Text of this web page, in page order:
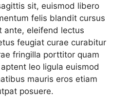
sit, euismod libero
felis blandit cursus
ante, eleifend lectus
feugiat curae curabitur
fringilla porttitor quam
leo ligula euismod
mauris eros etiam
posuere.